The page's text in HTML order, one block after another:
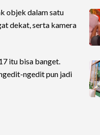
objek dalam satu
dekat, serta kamera
itu bisa banget.
ngedit pun jadi